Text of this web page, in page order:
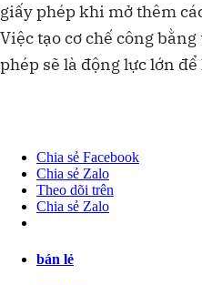
giấy phép khi mở thêm
Việc tạo cơ chế công
phép sẽ là động lực lớn
Chia sẻ Facebook
Chia sẻ Zalo
Theo dõi trên
Chia sẻ Zalo
bán lẻ